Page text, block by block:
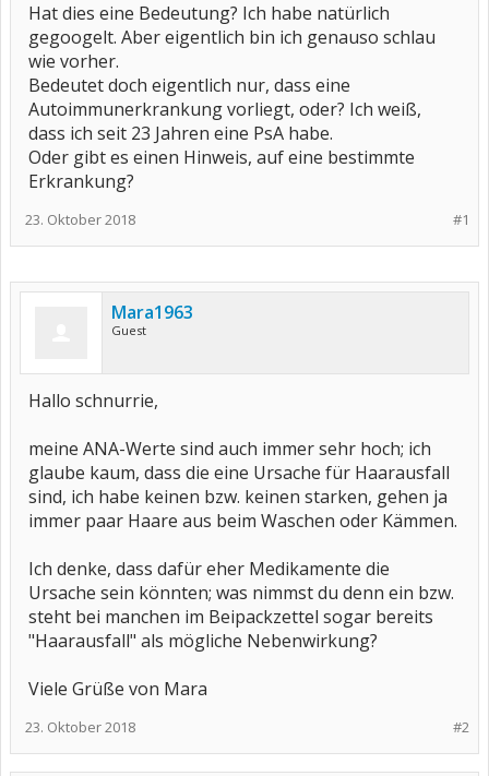
Hat dies eine Bedeutung? Ich habe natürlich
gegoogelt. Aber eigentlich bin ich genauso schlau
wie vorher.
Bedeutet doch eigentlich nur, dass eine
Autoimmunerkrankung vorliegt, oder? Ich weiß,
dass ich seit 23 Jahren eine PsA habe.
Oder gibt es einen Hinweis, auf eine bestimmte
Erkrankung?
#1
23. Oktober 2018
Mara1963
Guest
Hallo schnurrie,
meine ANA-Werte sind auch immer sehr hoch; ich
glaube kaum, dass die eine Ursache für Haarausfall
sind, ich habe keinen bzw. keinen starken, gehen ja
immer paar Haare aus beim Waschen oder Kämmen.
Ich denke, dass dafür eher Medikamente die
Ursache sein könnten; was nimmst du denn ein bzw.
steht bei manchen im Beipackzettel sogar bereits
"Haarausfall" als mögliche Nebenwirkung?
Viele Grüße von Mara
#2
23. Oktober 2018